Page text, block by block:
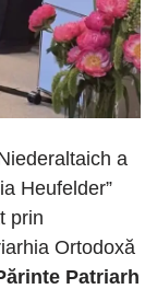
a
Heufelder”
prin
Ortodoxă
Patriarh